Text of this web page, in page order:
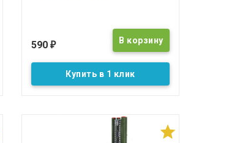
590 ₽
Купить в 1 клик
